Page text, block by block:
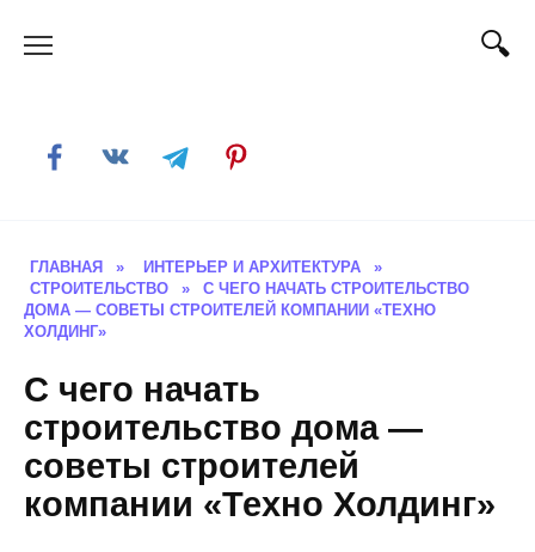
ГЛАВНАЯ » ИНТЕРЬЕР И АРХИТЕКТУРА
»
СТРОИТЕЛЬСТВО
»
С ЧЕГО НАЧАТЬ СТРОИТЕЛЬСТВО
ДОМА — СОВЕТЫ СТРОИТЕЛЕЙ КОМПАНИИ «ТЕХНО
ХОЛДИНГ»
С чего начать
строительство дома —
советы строителей
компании «Техно Холдинг»